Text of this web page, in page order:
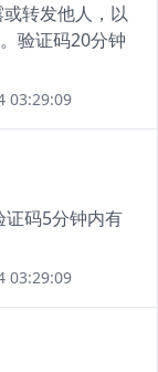
或转发他人，以
验证码20分钟
03:29:09
证码5分钟内有
03:29:09